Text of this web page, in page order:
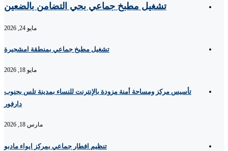
تشغيل مطبخ جماعي بحي التضامن بالضعين
مايو 24, 2026
تشغيل مطبخ جماعي بمنطقة امشجيرة
مايو 18, 2026
تأسيس مركز ومساحة أمنة مزودة بالإنترنت للنساء بمدينة تلس بجنوب
دارفور
مارس 18, 2026
تنظيم افطار جماعي بمركز ايواء مادبو